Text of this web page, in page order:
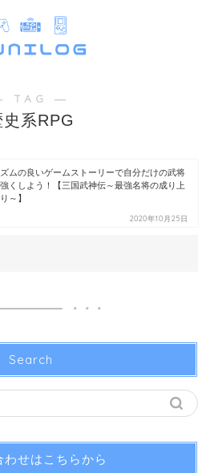
TAG ―
史系RPG
ズムの良いゲームストーリーで自分だけの武将
くしよう！【三国武神伝～最強名将の成り上
～】
2020年10月25日
Search
わせはこちらから